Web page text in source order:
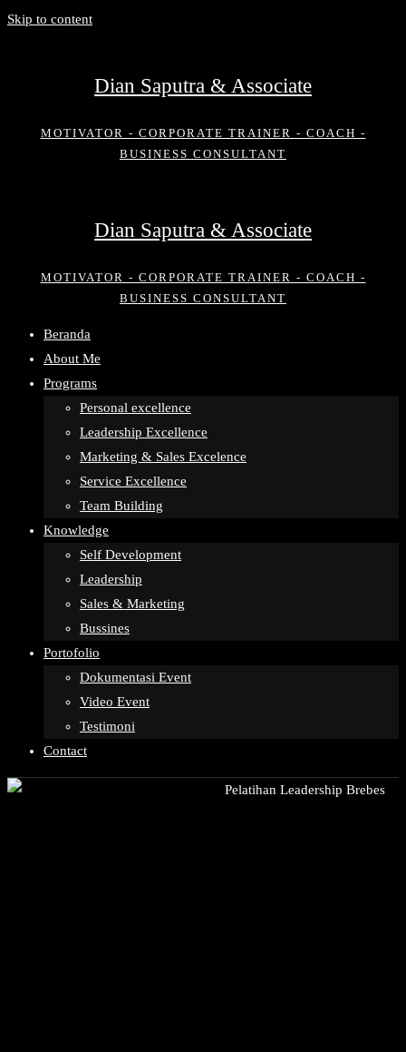
Skip to content
Dian Saputra & Associate
MOTIVATOR - CORPORATE TRAINER - COACH -
BUSINESS CONSULTANT
Dian Saputra & Associate
MOTIVATOR - CORPORATE TRAINER - COACH -
BUSINESS CONSULTANT
Beranda
About Me
Programs
Personal excellence
Leadership Excellence
Marketing & Sales Excelence
Service Excellence
Team Building
Knowledge
Self Development
Leadership
Sales & Marketing
Bussines
Portofolio
Dokumentasi Event
Video Event
Testimoni
Contact